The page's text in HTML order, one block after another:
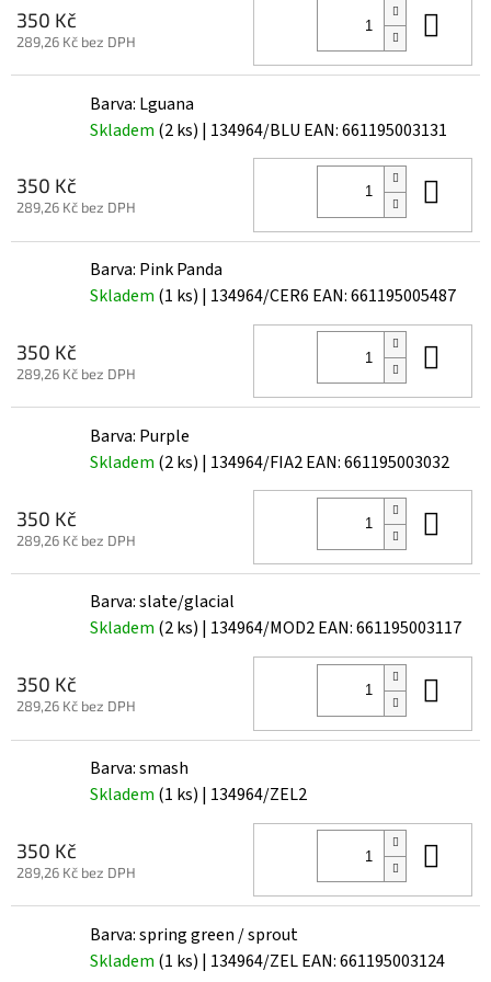
350 Kč
289,26 Kč bez DPH
Barva: Lguana
Skladem (2 ks) | 134964/BLU EAN:661195003131
350 Kč
289,26 Kč bez DPH
Barva: Pink Panda
Skladem (1 ks) | 134964/CER6 EAN:661195005487
350 Kč
289,26 Kč bez DPH
Barva: Purple
Skladem (2 ks) | 134964/FIA2EAN:661195003032
350 Kč
289,26 Kč bez DPH
Barva: slate/glacial
Skladem (2 ks) | 134964/MOD2EAN:661195003117
350 Kč
289,26 Kč bez DPH
Barva: smash
Skladem (1 ks) | 134964/ZEL2
350 Kč
289,26 Kč bez DPH
Barva: spring green / sprout
Skladem (1 ks) | 134964/ZELEAN:661195003124